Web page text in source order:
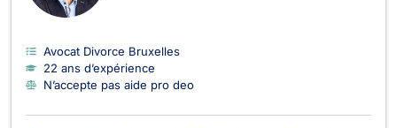
Avocat Divorce Bruxelles
22 ans d’expérience
N’accepte pas aide pro deo